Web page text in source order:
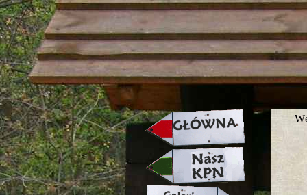
strona w naprawie zapraszamy